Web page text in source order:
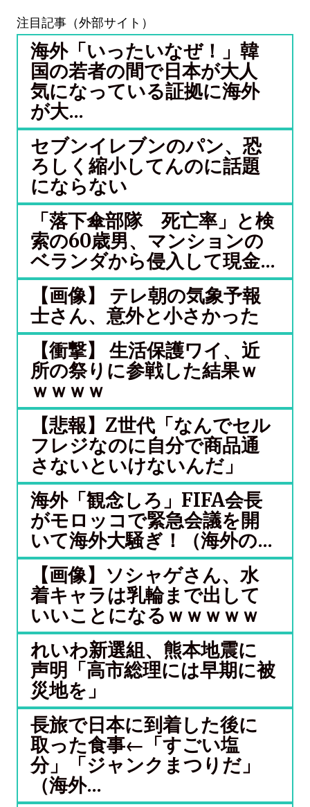
注目記事（外部サイト）
海外「いったいなぜ！」韓
国の若者の間で日本が大人
気になっている証拠に海外
が大...
セブンイレブンのパン、恐
ろしく縮小してんのに話題
にならない
「落下傘部隊 死亡率」と検
索の60歳男、マンションの
ベランダから侵入して現金...
【画像】 テレ朝の気象予報
士さん、意外と小さかった
【衝撃】 生活保護ワイ、近
所の祭りに参戦した結果ｗ
ｗｗｗｗ
【悲報】Z世代「なんでセル
フレジなのに自分で商品通
さないといけないんだ」
海外「観念しろ」FIFA会長
がモロッコで緊急会議を開
いて海外大騒ぎ！（海外の...
【画像】ソシャゲさん、水
着キャラは乳輪まで出して
いいことになるｗｗｗｗｗ
れいわ新選組、熊本地震に
声明「高市総理には早期に被
災地を」
長旅で日本に到着した後に
取った食事←「すごい塩
分」「ジャンクまつりだ」
（海外...